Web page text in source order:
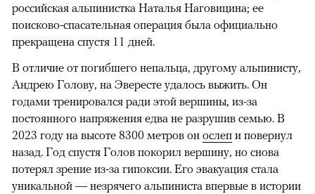
российская альпинистка Наталья Наговицина; ее
поисково-спасательная операция была официально
прекращена спустя 11 дней.
В отличие от погибшего непальца, другому альпинисту,
Андрею Голову, на Эвересте удалось выжить. Он
годами тренировался ради этой вершины, из-за
постоянного напряжения едва не разрушив семью. В
2023 году на высоте 8300 метров он ослеп и повернул
назад. Год спустя Голов покорил вершину, но снова
потерял зрение из-за гипоксии. Его эвакуация стала
уникальной — незрячего альпиниста впервые в истории